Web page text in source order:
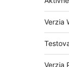
Verzia
Verzia